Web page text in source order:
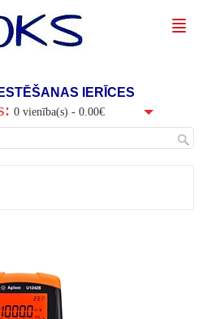
IERĪCES
0 vienība(s) - 0.00€